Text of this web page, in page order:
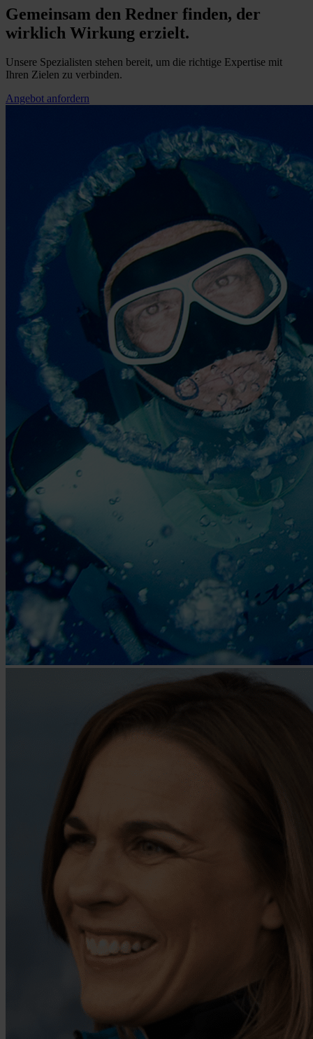
Gemeinsam den Redner finden, der
wirklich Wirkung erzielt.
Unsere Spezialisten stehen bereit, um die richtige Expertise mit
Ihren Zielen zu verbinden.
Angebot anfordern